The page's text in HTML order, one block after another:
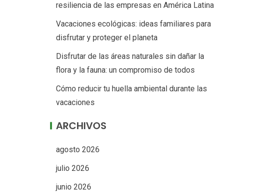
resiliencia de las empresas en América Latina
Vacaciones ecológicas: ideas familiares para
disfrutar y proteger el planeta
Disfrutar de las áreas naturales sin dañar la
flora y la fauna: un compromiso de todos
Cómo reducir tu huella ambiental durante las
vacaciones
ARCHIVOS
agosto 2026
julio 2026
junio 2026